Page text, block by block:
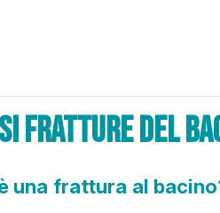
fratture del
una frattura al